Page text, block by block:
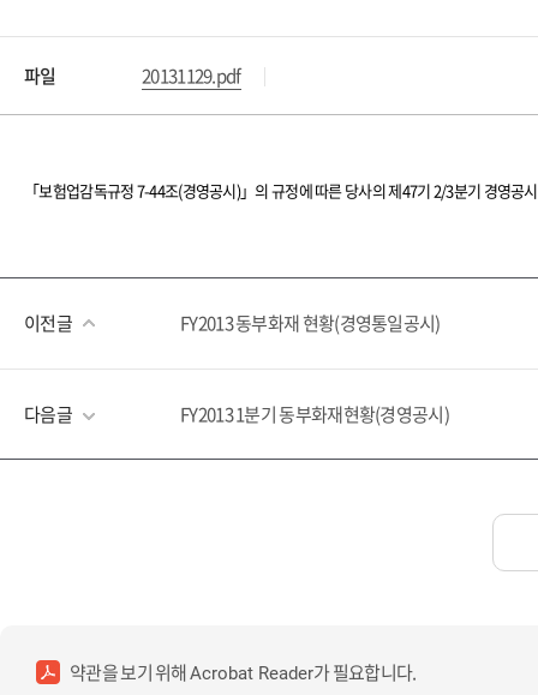
파일 20131129.pdf
「보험업감독규정 7-44조(경영공시)」의 규정에 따른 당사의 제47기 2/3분기 경영공
이전글 FY2013 동부화재 현황(경영통일공시)
다음글 FY2013 1분기 동부화재현황(경영공시)
약관을 보기 위해Acrobat Reader가 필요합니다.